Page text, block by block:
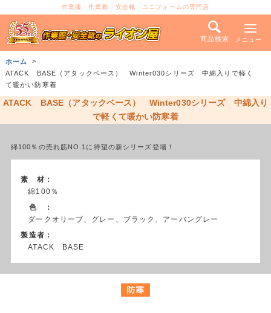
作業服・作業着・安全靴・ユニフォームの専門店
商品検索 メニュー
ホーム
ATACK BASE（アタックベース） Winter030シリーズ 中綿入りで軽く
て暖かい防寒着
ATACK BASE（アタックベース） Winter030シリーズ 中綿入り
で軽くて暖かい防寒着
綿100％の売れ筋NO.1に待望の新シリーズ登場！
素 材：
綿100％
色 ：
ダークオリーブ、グレー、ブラック、アーバングレー
製造者：
ATACK BASE